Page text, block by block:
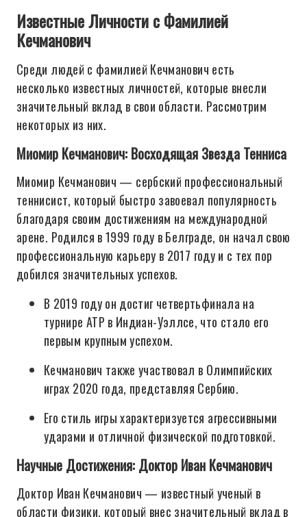
Известные Личности с Фамилией
Кечманович
Среди людей с фамилией Кечманович есть
несколько известных личностей, которые внесли
значительный вклад в свои области. Рассмотрим
некоторых из них.
Миомир Кечманович: Восходящая Звезда Тенниса
Миомир Кечманович — сербский профессиональный
теннисист, который быстро завоевал популярность
благодаря своим достижениям на международной
арене. Родился в 1999 году в Белграде, он начал свою
профессиональную карьеру в 2017 году и с тех пор
добился значительных успехов.
В 2019 году он достиг четвертьфинала на
турнире ATP в Индиан-Уэллсе, что стало его
первым крупным успехом.
Кечманович также участвовал в Олимпийских
играх 2020 года, представляя Сербию.
Его стиль игры характеризуется агрессивными
ударами и отличной физической подготовкой.
Научные Достижения: Доктор Иван Кечманович
Доктор Иван Кечманович — известный ученый в
области физики, который внес значительный вклад в